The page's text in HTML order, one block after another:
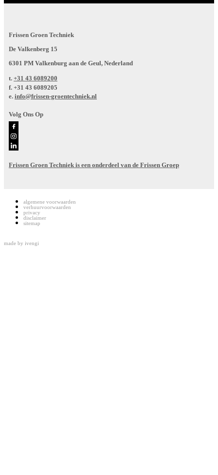
Frissen Groen Techniek
De Valkenberg 15
6301 PM Valkenburg aan de Geul, Nederland
t. +31 43 6089200
f. +31 43 6089205
e. info@frissen-groentechniek.nl
Volg Ons Op
Frissen Groen Techniek is een onderdeel van de Frissen Groep
algemene voorwaarden
verhuurvoorwaarden
privacy
disclaimer
sitemap
made by ivengi